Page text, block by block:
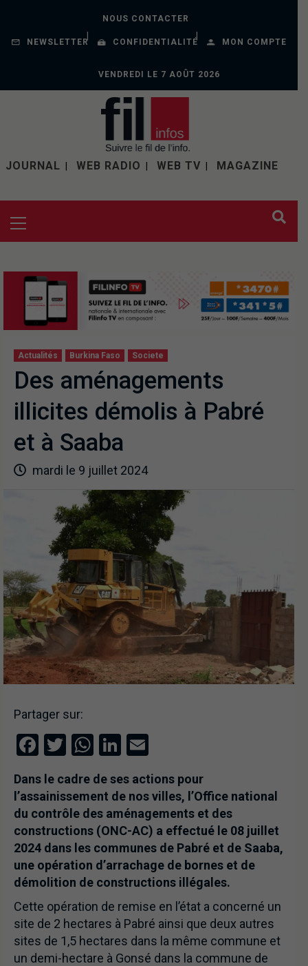
NOUS CONTACTER
NEWSLETTER CONFIDENTIALITÉ MON COMPTE
VENDREDI LE 7 AOÛT 2026
JOURNAL WEB RADIO WEB TV MAGAZINE
Actualités Burkina Faso Societe
Des aménagements
illicites démolis à Pabré
et à Saaba
mardi le 9 juillet 2024
Partager sur:
Facebook
Twitter
WhatsApp
LinkedIn
Dans le cadre de ses actions pour
l’assainissement de nos villes, l’Office national
du contrôle des aménagements et des
constructions (ONC-AC) a effectué le 08 juillet
2024 dans les communes de Pabré et de Saaba,
une opération d’arrachage de bornes et de
démolition de constructions illégales.
Cette opération de remise en l’état a concerné un
site de 2 hectares à Pabré ainsi que deux autres
sites de 1,5 hectares dans la même commune et
un demi-hectare à Gonsé dans la commune de